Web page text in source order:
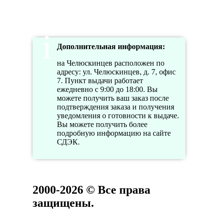
Дополнительная информация:
на Челюскинцев расположен по
адресу: ул. Челюскинцев, д. 7, офис
7. Пункт выдачи работает
ежедневно с 9:00 до 18:00. Вы
можете получить ваш заказ после
подтверждения заказа и получения
уведомления о готовности к выдаче.
Вы можете получить более
подробную информацию на сайте
СДЭК.
2000-2026 © Все права
защищены.